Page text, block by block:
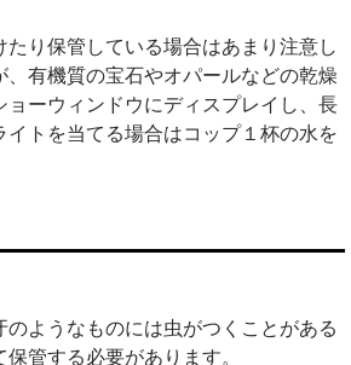
り保管している場合はあまり注意し
有機質の宝石やオパールなどの乾燥
ョーウィンドウにディスプレイし、長
トを当てる場合はコップ１杯の水を
ようなものには虫がつくことがある
管する必要があります。